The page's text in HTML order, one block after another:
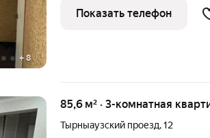
+ 8
создают ощущение простора.
Показать телефон
85,6 м² · 3-комнатная
Тырныаузский проезд,12